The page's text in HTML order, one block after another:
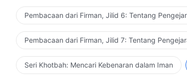
Pembacaan dari Firman, Jilid 6: Tentang
Pembacaan dari Firman, Jilid 7: Tentang
Seri Khotbah: Mencari Kebenaran dalam Iman